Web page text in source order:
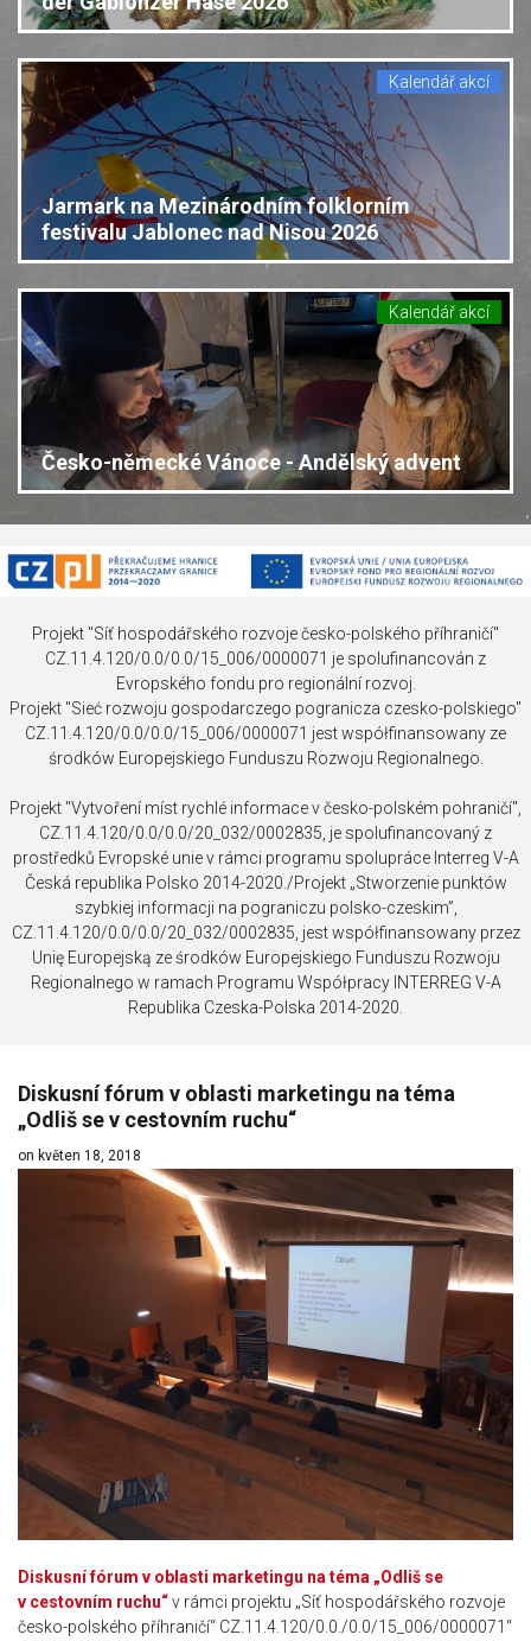
Kalendář akcí
Jarmark na Mezinárodním folklorním
festivalu Jablonec nad Nisou 2026
Kalendář akcí
Česko-německé Vánoce - Andělský advent
Projekt "Síť hospodářského rozvoje česko-polského příhraničí"
CZ.11.4.120/0.0/0.0/15_006/0000071 je spolufinancován z
Evropského fondu pro regionální rozvoj.
Projekt "Sieć rozwoju gospodarczego pogranicza czesko-polskiego"
CZ.11.4.120/0.0/0.0/15_006/0000071 jest współfinansowany ze
środków Europejskiego Funduszu Rozwoju Regionalnego.
Projekt "Vytvoření míst rychlé informace v česko-polském pohraničí",
CZ.11.4.120/0.0/0.0/20_032/0002835, je spolufinancovaný z
prostředků Evropské unie v rámci programu spolupráce Interreg V-A
Česká republika Polsko 2014-2020./Projekt „Stworzenie punktów
szybkiej informacji na pograniczu polsko-czeskim”,
CZ.11.4.120/0.0/0.0/20_032/0002835, jest współfinansowany przez
Unię Europejską ze środków Europejskiego Funduszu Rozwoju
Regionalnego w ramach Programu Współpracy INTERREG V-A
Republika Czeska-Polska 2014-2020.
Diskusní fórum v oblasti marketingu na téma
„Odliš se v cestovním ruchu“
on květen 18, 2018
Diskusní fórum v oblasti marketingu na téma „Odliš se
v cestovním ruchu“v rámci projektu „Síť hospodářského rozvoje
česko-polského příhraničí“ CZ.11.4.120/0.0./0.0/15_006/0000071“